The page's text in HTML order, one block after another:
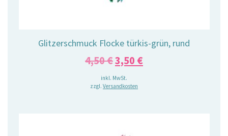
Glitzerschmuck Flocke türkis-grün, rund
4,50€Ursprünglicher
Preis
war:
3,50 €Aktueller
inkl. MwSt.
zzgl. Versandkosten